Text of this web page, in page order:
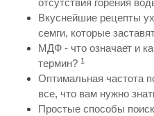
отсутствия горения
Вкуснейшие рецепты
семги, которые
МДФ - что означает и
термин? 1
Оптимальная частота
все, что вам нужно
Простые способы